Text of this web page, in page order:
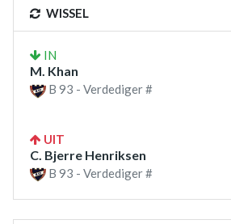
WISSEL
IN
M. Khan
B 93 - Verdediger #
UIT
C. Bjerre Henriksen
B 93 - Verdediger #